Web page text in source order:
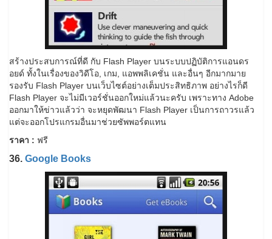
สร้างประสบการณ์ที่ดี กับ Flash Player บนระบบปฏิบัติการแอนดร
อยด์ ทั้งในเรื่องของวิดีโอ, เกม, แอพพลิเคชั่น และอื่นๆ อีกมากมาย
รองรับ Flash Player บนเว็บไซต์อย่างเต็มประสิทธิภาพ อย่างไรก็ดี
Flash Player จะไม่มีเวอร์ชั่นออกใหม่แล้วนะครับ เพราะทาง Adobe
ออกมาให้ข่าวแล้วว่า จะหยุดพัฒนา Flash Player เป็นการถาวรแล้ว
แต่จะออกโปรแกรมอื่นมาช่วยซัพพอร์ตแทน
ราคา : ฟรี
36. Google Books